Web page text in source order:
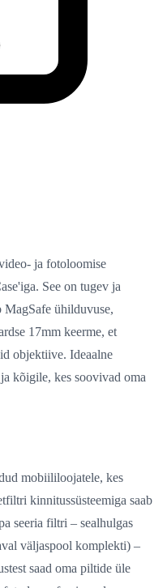
ja fotoloomise
See on tugev ja
MagSafe ühilduvuse,
17mm keerme, et
objektiive. Ideaalne
kõigile, kes soovivad oma
mobiililoojatele, kes
kinnitussüsteemiga saab
seeria filtri – sealhulgas
väljaspool komplekti) –
saad oma piltide üle